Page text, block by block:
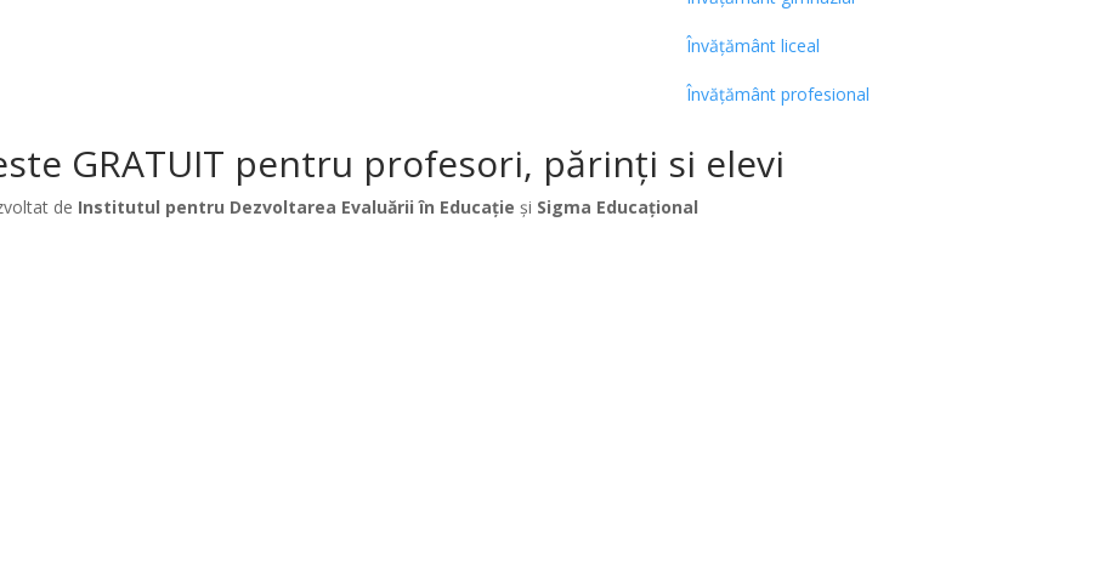
Învățământ liceal
Învățământ profesional
GRATUIT pentru profesori, părinți si elevi
de Institutul pentru Dezvoltarea Evaluării în Educație și Sigma Educațional